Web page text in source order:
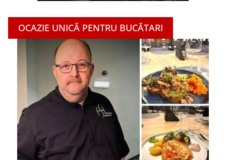
OCAZIE UNICĂ PENTRU BUCĂTARI